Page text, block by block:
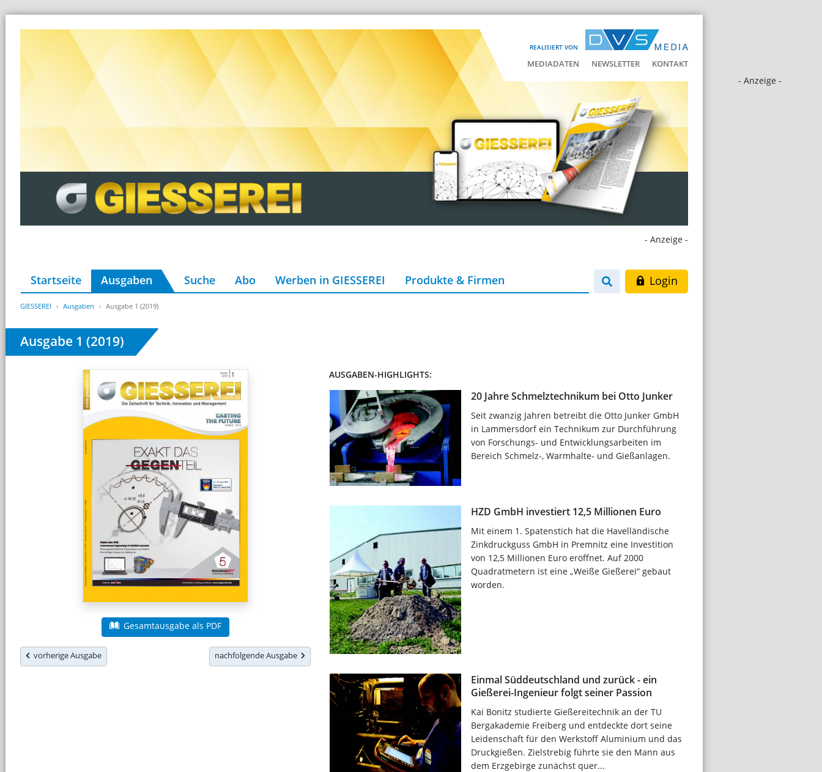
REALISIERT VON
MEDIADATEN NEWSLETTER KONTAKT
- Anzeige -
- Anzeige -
Startseite Ausgaben Suche Abo Werben in GIESSEREI Produkte & Firmen Login
GIESSEREI Ausgaben Ausgabe 1 (2019)
Ausgabe 1 (2019)
Gesamtausgabe als PDF
vorherige Ausgabe nachfolgende Ausgabe
AUSGABEN-HIGHLIGHTS:
20 Jahre Schmelztechnikum bei Otto Junker
Seit zwanzig Jahren betreibt die Otto Junker GmbH
in Lammersdorf ein Technikum zur Durchführung
von Forschungs- und Entwicklungsarbeiten im
Bereich Schmelz-, Warmhalte- und Gießanlagen.
HZD GmbH investiert 12,5 Millionen Euro
Mit einem 1. Spatenstich hat die Havelländische
Zinkdruckguss GmbH in Premnitz eine Investition
von 12,5 Millionen Euro eröffnet. Auf 2000
Quadratmetern ist eine „Weiße Gießerei“ gebaut
worden.
Einmal Süddeutschland und zurück - ein
Gießerei-Ingenieur folgt seiner Passion
Kai Bonitz studierte Gießereitechnik an der TU
Bergakademie Freiberg und entdeckte dort seine
Leidenschaft für den Werkstoff Aluminium und das
Druckgießen. Zielstrebig führte sie den Mann aus
dem Erzgebirge zunächst quer...